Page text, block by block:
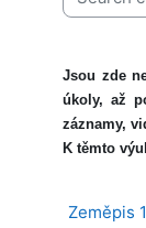
Jsou zde
úkoly, až
záznamy,
K těmto
Zeměpis